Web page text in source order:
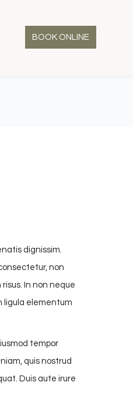
BOOK ONLINE
dignissim.
non
In non neque
ligula elementum
tempor
quis nostrud
Duis aute irure